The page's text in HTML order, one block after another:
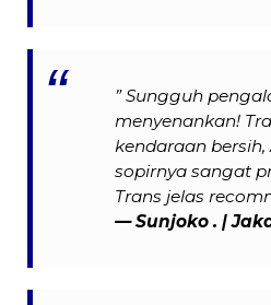
” Sungguh
menyenankan!
kendaraan bersih,
sopirnya sangat
Trans jelas
— Sunjoko . |